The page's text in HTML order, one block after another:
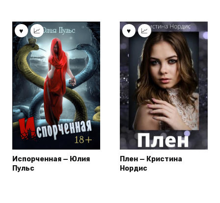
Испорченная — Юлия
Пульс
Плен — Кристина
Нордис